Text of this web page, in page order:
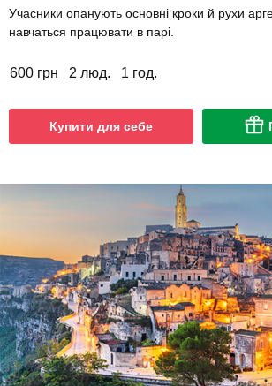
Учасники опанують основні кроки й рухи
навчаться працювати в парі.
600 грн 2 люд. 1 год.
Купити для себе